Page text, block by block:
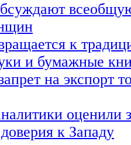
к
и бумажные
на экспорт
оценили
к Западу